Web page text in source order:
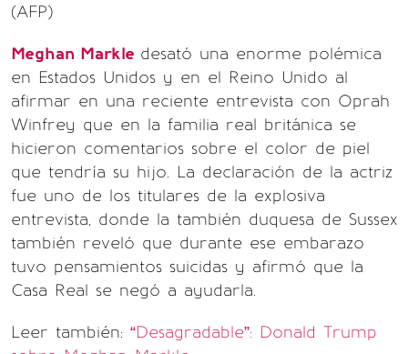
(AFP)
Meghan Markle desató una enorme polémica
en Estados Unidos y en el Reino Unido al
afirmar en una reciente entrevista con Oprah
Winfrey que en la familia real británica se
hicieron comentarios sobre el color de piel
que tendría su hijo. La declaración de la actriz
fue uno de los titulares de la explosiva
entrevista, donde la también duquesa de Sussex
también reveló que durante ese embarazo
tuvo pensamientos suicidas y afirmó que la
Casa Real se negó a ayudarla.
Leer también: “Desagradable”: Donald Trump